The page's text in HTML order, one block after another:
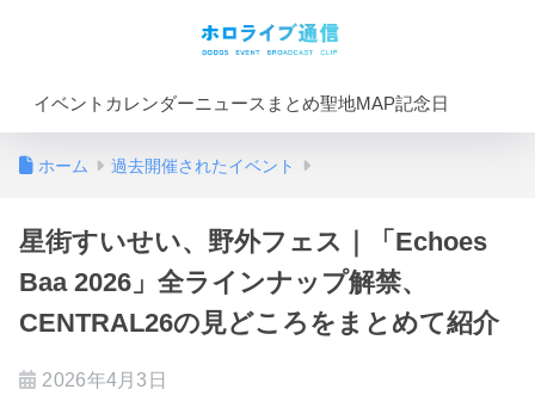
イベントカレンダーニュースまとめ聖地MAP記念日
ホーム 過去開催されたイベント
星街すいせい、野外フェス｜「Echoes
Baa 2026」全ラインナップ解禁、
CENTRAL26の見どころをまとめて紹介
2026年4月3日